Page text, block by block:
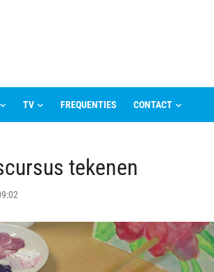
TV FREQUENTIES CONTACT
tekenen